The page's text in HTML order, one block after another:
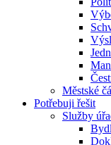
Městské
Potřebuji řešit
Služby